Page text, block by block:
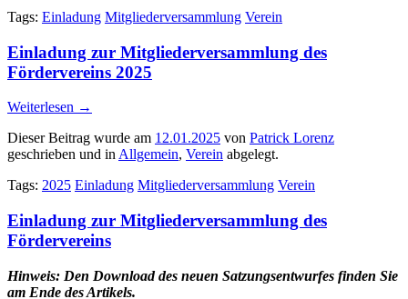
Tags: Einladung Mitgliederversammlung Verein
Einladung zur Mitgliederversammlung des
Fördervereins 2025
Weiterlesen →
Dieser Beitrag wurde am 12.01.2025 von Patrick Lorenz
geschrieben und inAllgemein, Verein abgelegt.
Tags: 2025 Einladung Mitgliederversammlung Verein
Einladung zur Mitgliederversammlung des
Fördervereins
Hinweis: Den Download des neuen Satzungsentwurfes finden Sie
am Ende des Artikels.